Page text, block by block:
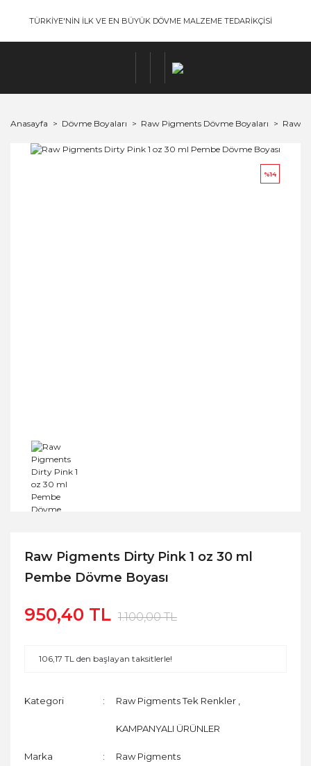
TÜRKİYE'NİN İLK VE EN BÜYÜK DÖVME MALZEME TEDARİKÇİSİ
Anasayfa Dövme Boyaları Raw Pigments Dövme Boyaları Raw
%14
Raw Pigments Dirty Pink 1 oz 30 ml
Pembe Dövme Boyası
950,40 TL 1.100,00 TL
106,17 TL den başlayan taksitlerle!
Kategori Raw Pigments Tek Renkler
KAMPANYALI ÜRÜNLER
Marka Raw Pigments